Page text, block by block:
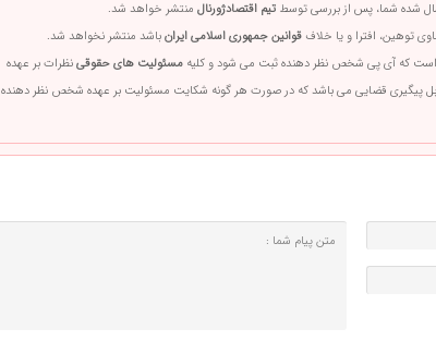
شده شما، پس از بررسی توسط تیم اقتصادژورنال منتشر خواهد شد.
توهین، افترا و یا خلاف قوانین جمهوری اسلامی ایرانباشد منتشر نخواهد شد.
است که آی پی شخص نظر دهنده ثبت می شود و کلیه مسئولیت های حقوقینظرات بر عهده
پیگیری قضایی می باشد که در صورت هر گونه شکایت مسئولیت بر عهده شخص نظر دهنده